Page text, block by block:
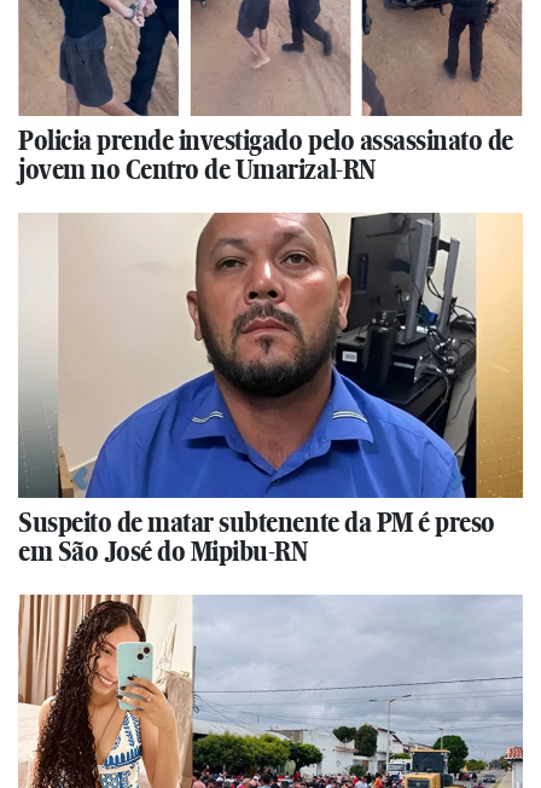
Policia prende investigado pelo assassinato de
jovem no Centro de Umarizal-RN
Suspeito de matar subtenente da PM é preso
em São José do Mipibu-RN